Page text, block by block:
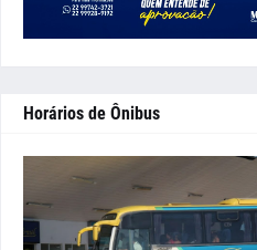
Horários de Ônibus